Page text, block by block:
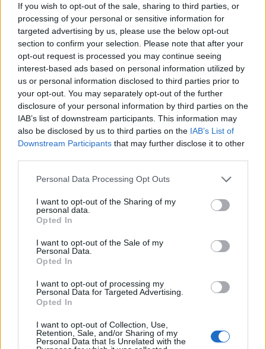
If you wish to opt-out of the sale, sharing to third parties, or
processing of your personal or sensitive information for
targeted advertising by us, please use the below opt-out
section to confirm your selection. Please note that after your
opt-out request is processed you may continue seeing
interest-based ads based on personal information utilized by
us or personal information disclosed to third parties prior to
your opt-out. You may separately opt-out of the further
disclosure of your personal information by third parties on the
IAB’s list of downstream participants. This information may
also be disclosed by us to third parties on the IAB’s List of
Downstream Participants that may further disclose it to other
Personal Data Processing Opt Outs
I want to opt-out of the Sharing of my
personal data.
Opted In
I want to opt-out of the Sale of my
Personal Data.
Opted In
I want to opt-out of processing my
Personal Data for Targeted Advertising.
Opted In
I want to opt-out of Collection, Use,
Retention, Sale, and/or Sharing of my
Personal Data that Is Unrelated with the
A
M
O
C
A
O
M
O
A
C
O M
A
M
O C
A
Palabras extra:
O
C A
BUSCAR MÁS
RESPUESTAS
Palabras Conectadas Respuesta de nivel 26312
Palabras Conectadas Respuesta de nivel 26314
Palabras Conectadas Respuesta de nivel 26315
Palabras Conectadas Respuesta de nivel 26316
Palabras Conectadas Respuesta de nivel 26317